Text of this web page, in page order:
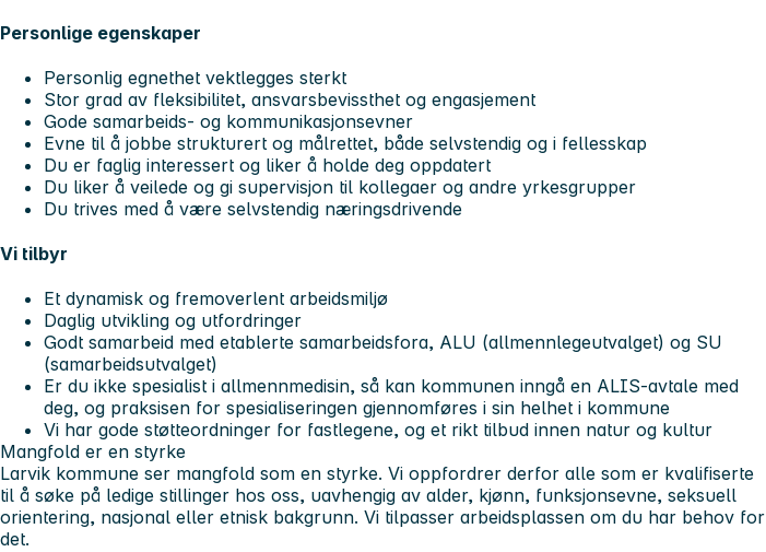
Personlige egenskaper
Personlig egnethet vektlegges sterkt
Stor grad av fleksibilitet, ansvarsbevissthet og engasjement
Gode samarbeids- og kommunikasjonsevner
Evne til å jobbe strukturert og målrettet, både selvstendig og i fellesskap
Du er faglig interessert og liker å holde deg oppdatert
Du liker å veilede og gi supervisjon til kollegaer og andre yrkesgrupper
Du trives med å være selvstendig næringsdrivende
Vi tilbyr
Et dynamisk og fremoverlent arbeidsmiljø
Daglig utvikling og utfordringer
Godt samarbeid med etablerte samarbeidsfora, ALU (allmennlegeutvalget) og SU
(samarbeidsutvalget)
Er du ikke spesialist i allmennmedisin, så kan kommunen inngå en ALIS-avtale med
deg, og praksisen for spesialiseringen gjennomføres i sin helhet i kommune
Vi har gode støtteordninger for fastlegene, og et rikt tilbud innen natur og kultur
Mangfold er en styrke
Larvik kommune ser mangfold som en styrke. Vi oppfordrer derfor alle som er kvalifiserte
til å søke på ledige stillinger hos oss, uavhengig av alder, kjønn, funksjonsevne, seksuell
orientering, nasjonal eller etnisk bakgrunn. Vi tilpasser arbeidsplassen om du har behov for
det.